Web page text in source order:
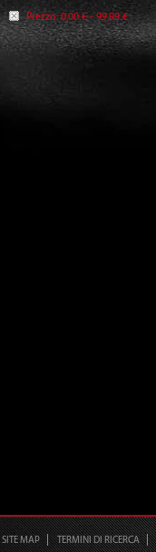
Prezzo: 0,00 € - 99,99 €
SITE MAP TERMINI DI RICERCA